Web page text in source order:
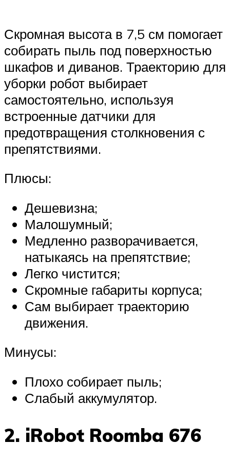
Скромная высота в 7,5 см помогает
собирать пыль под поверхностью
шкафов и диванов. Траекторию для
уборки робот выбирает
самостоятельно, используя
встроенные датчики для
предотвращения столкновения с
препятствиями.
Плюсы:
Дешевизна;
Малошумный;
Медленно разворачивается,
натыкаясь на препятствие;
Легко чистится;
Скромные габариты корпуса;
Сам выбирает траекторию
движения.
Минусы:
Плохо собирает пыль;
Слабый аккумулятор.
2. iRobot Roomba 676